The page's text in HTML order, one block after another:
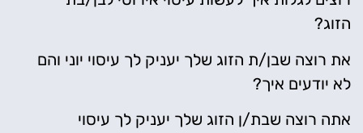
הזוג?
את רוצה שבן/ת הזוג שלך יעניק לך עיסוי יוני והם
לא יודעים איך?
אתה רוצה שבת/ן הזוג שלך יעניק לך עיסוי